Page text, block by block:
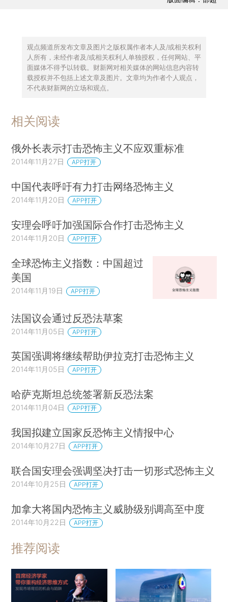
观点频道所发布文章及图片之版权属作者本人及/或相关权利
人所有，未经作者及/或相关权利人单独授权，任何网站、平
面媒体不得予以转载。财新网对相关媒体的网站信息内容转
载授权并不包括上述文章及图片。文章均为作者个人观点，
不代表财新网的立场和观点。
相关阅读
俄外长表示打击恐怖主义不应双重标准
2014年11月27日 APP打开
中国代表呼吁有力打击网络恐怖主义
2014年11月20日 APP打开
安理会呼吁加强国际合作打击恐怖主义
2014年11月20日 APP打开
全球恐怖主义指数：中国超过
美国
2014年11月19日 APP打开
法国议会通过反恐法草案
2014年11月05日 APP打开
英国强调将继续帮助伊拉克打击恐怖主义
2014年11月05日 APP打开
哈萨克斯坦总统签署新反恐法案
2014年11月04日 APP打开
我国拟建立国家反恐怖主义情报中心
2014年10月27日 APP打开
联合国安理会强调坚决打击一切形式恐怖主义
2014年10月25日 APP打开
加拿大将国内恐怖主义威胁级别调高至中度
2014年10月22日 APP打开
推荐阅读